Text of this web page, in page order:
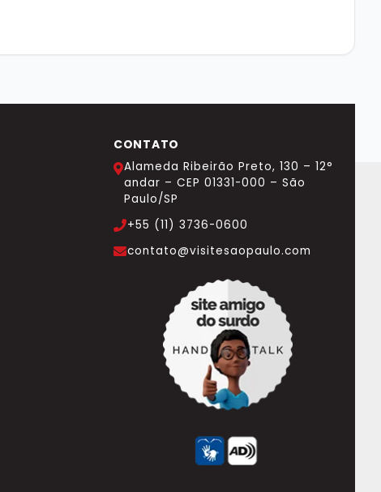
CONTATO
Alameda Ribeirão Preto, 130 – 12°
andar – CEP 01331-000 – São
Paulo/SP
+55 (11) 3736-0600
contato@visitesaopaulo.com